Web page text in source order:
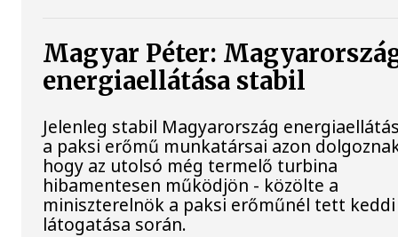
Magyar Péter:
energiaellátása stabil
Jelenleg stabil Magyarország
a paksi erőmű munkatársai azon
hogy az utolsó még termelő turbina
hibamentesen működjön - közölte a
miniszterelnök a paksi erőműnél tett keddi
látogatása során.